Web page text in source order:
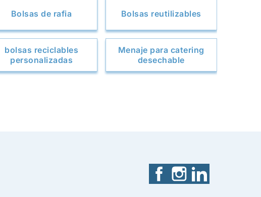
Bolsas de rafia Bolsas reutilizables
bolsas reciclables
personalizadas
Menaje para catering
desechable
FacebookInstagram